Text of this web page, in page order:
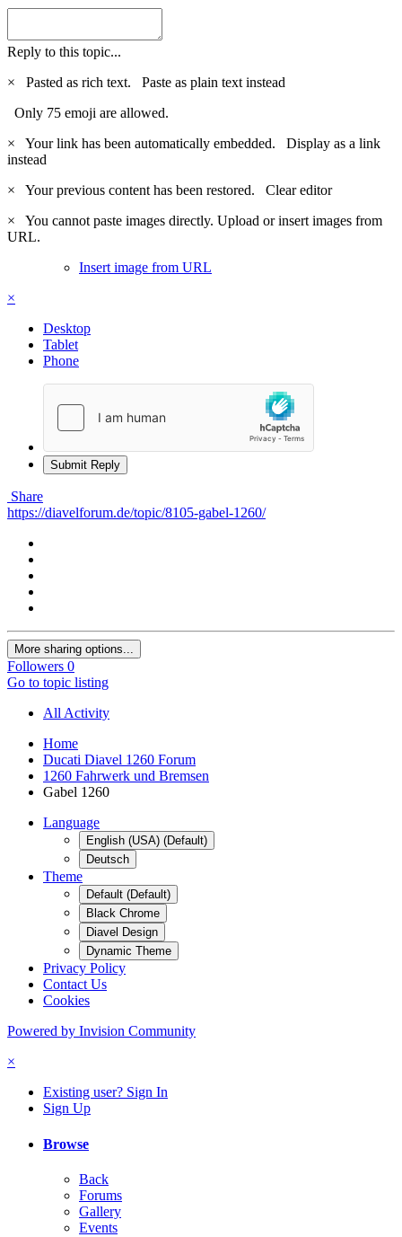
Reply to this topic...
×
Pasted as rich text. Paste as plain text instead
Only 75 emoji are allowed.
×
Your link has been automatically embedded. Display as a link
instead
×
Your previous content has been restored. Clear editor
×
You cannot paste images directly. Upload or insert images from
URL.
Insert image from URL
×
Desktop
Tablet
Phone
Submit Reply
Share
https://diavelforum.de/topic/8105-gabel-1260/
More sharing options...
Followers 0
Go to topic listing
All Activity
Home
Ducati Diavel 1260 Forum
1260 Fahrwerk und Bremsen
Gabel 1260
Language
English (USA) (Default)
Deutsch
Theme
Default (Default)
Black Chrome
Diavel Design
Dynamic Theme
Privacy Policy
Contact Us
Cookies
Powered by Invision Community
×
Existing user? Sign In
Sign Up
Browse
Back
Forums
Gallery
Events